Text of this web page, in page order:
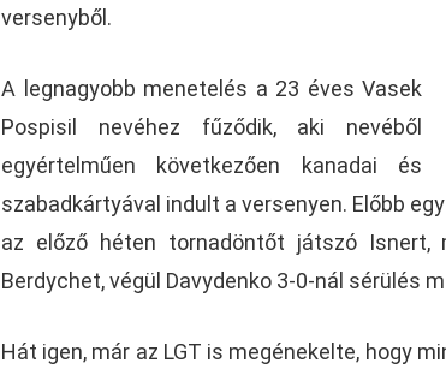
versenyből.
A legnagyobb menetelés a 23 éves Vasek
Pospisil nevéhez fűződik, aki nevéből
egyértelműen következően kanadai és
szabadkártyával indult a versenyen. Előbb
az előző héten tornadöntőt játszó Isnert,
Berdychet, végül Davydenko 3-0-nál sérülés
Hát igen, már az LGT is megénekelte, hogy